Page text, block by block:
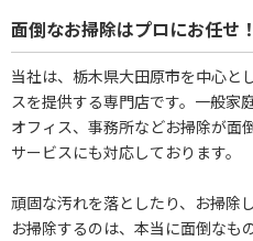
面倒なお掃除はプロにお任せ！
当社は、栃木県大田原市を中心と
スを提供する専門店です。一般家
オフィス、事務所などお掃除が面
サービスにも対応しております。
頑固な汚れを落としたり、お掃除
お掃除するのは、本当に面倒なも